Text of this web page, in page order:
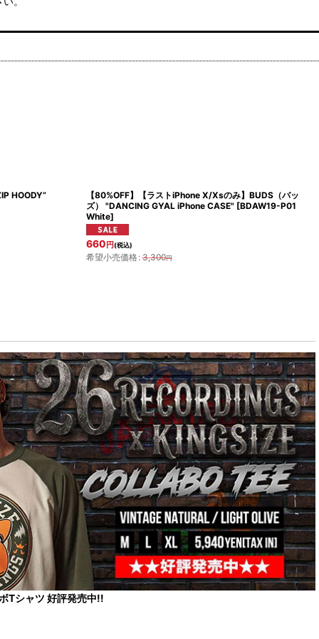
HOODY”
【80%OFF】【ラストiPhone X/Xsのみ】BUDS（バッ
ズ） "DANCING GYAL iPhone CASE" [BDAW19-P01
White]
660 円(税込)
希望小売価格: 3,300円
Tシャツ 好評発売中!!